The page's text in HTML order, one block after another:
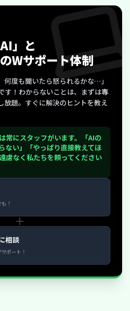
」と
Wサポート体制
何度も聞いたら怒られるかな…」
す！わからないことは、まずは専
放題。すぐに解決のヒントを教え
常にスタッフがいます。「AIの
ない」「やっぱり直接教えてほ
慮なく私たちを頼ってください
！
相談
ポート！